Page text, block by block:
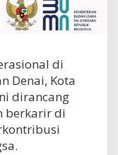
di
Denai, Kota
dirancang
berkarir di